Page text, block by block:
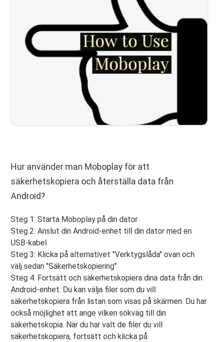
Hur använder man Moboplay för att
säkerhetskopiera och återställa data från
Android?
Steg 1: Starta Moboplay på din dator
Steg 2: Anslut din Android-enhet till din dator med en
USB-kabel
Steg 3: Klicka på alternativet "Verktygslåda" ovan och
välj sedan "Säkerhetskopiering"
Steg 4: Fortsätt och säkerhetskopiera dina data från din
Android-enhet. Du kan välja filer som du vill
säkerhetskopiera från listan som visas på skärmen. Du har
också möjlighet att ange vilken sökväg till din
säkerhetskopia. När du har valt de filer du vill
säkerhetskopiera, fortsätt och klicka på